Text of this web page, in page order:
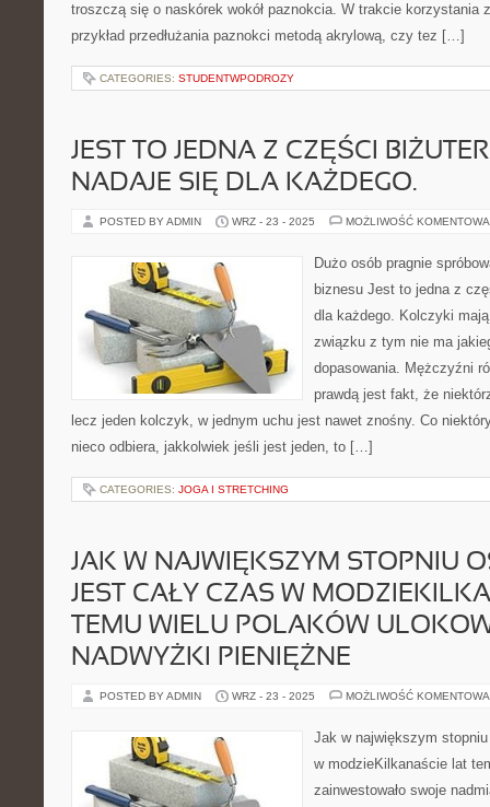
troszczą się o naskórek wokół paznokcia. W trakcie korzystania
przykład przedłużania paznokci metodą akrylową, czy tez […]
CATEGORIES: STUDENTWPODROZY
JEST TO JEDNA Z CZĘŚCI
NADAJE SIĘ DLA KAŻDEGO.
POSTED BY ADMIN WRZ - 23 - 2025 MOŻLIWOŚĆ
Dużo osób pragnie
biznesu Jest to jedna z
dla każdego. Kolczyki
związku z tym nie ma
dopasowania. Mężczyźni
prawdą jest fakt, że
lecz jeden kolczyk, w jednym uchu jest nawet znośny. Co
nieco odbiera, jakkolwiek jeśli jest jeden, to […]
CATEGORIES: JOGA I STRETCHING
JAK W NAJWIĘKSZYM STOPNIU
JEST CAŁY CZAS W
TEMU WIELU POLAKÓW
NADWYŻKI PIENIĘŻNE
POSTED BY ADMIN WRZ - 23 - 2025 MOŻLIWOŚĆ
Jak w największym
w modzieKilkanaście lat
zainwestowało swoje